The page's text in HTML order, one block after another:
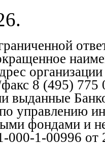
факс 8 (495)
выданные
по управлению
фондами и
1-00996 от